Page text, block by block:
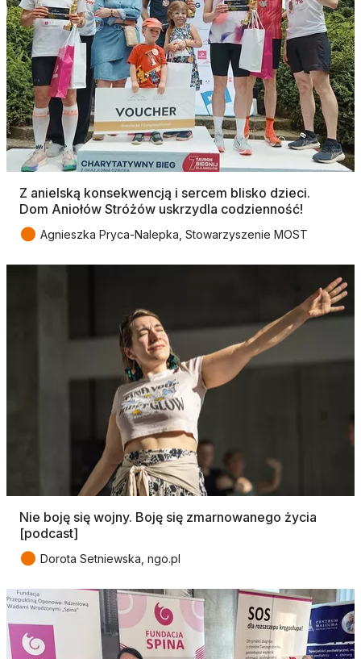
Z anielską konsekwencją i sercem blisko dzieci.
Dom Aniołów Stróżów uskrzydla codzienność!
● Agnieszka Pryca-Nalepka, Stowarzyszenie MOST
Nie boję się wojny. Boję się zmarnowanego życia
[podcast]
● Dorota Setniewska, ngo.pl